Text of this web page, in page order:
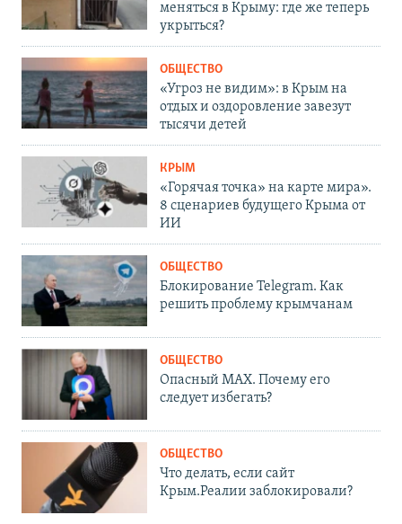
меняться в Крыму: где же теперь
укрыться?
ОБЩЕСТВО
«Угроз не видим»: в Крым на
отдых и оздоровление завезут
тысячи детей
КРЫМ
«Горячая точка» на карте мира».
8 сценариев будущего Крыма от
ИИ
ОБЩЕСТВО
Блокирование Telegram. Как
решить проблему крымчанам
ОБЩЕСТВО
Опасный MAX. Почему его
следует избегать?
ОБЩЕСТВО
Что делать, если сайт
Крым.Реалии заблокировали?